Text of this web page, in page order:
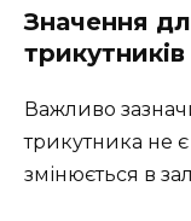
Значення
трикутників
Важливо
трикутника не
змінюється в